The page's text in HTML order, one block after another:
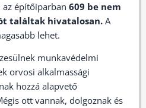
építőiparban 609 be nem
találtak hivatalosan. A
lehet.
munkavédelmi
orvosi alkalmassági
hozzá alapvető
ott vannak, dolgoznak és